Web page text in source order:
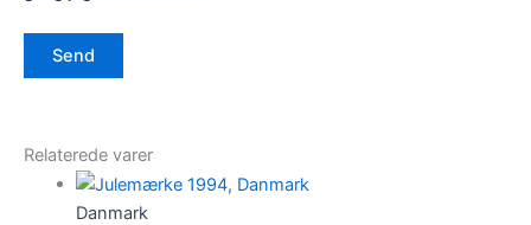
Relaterede varer
Danmark